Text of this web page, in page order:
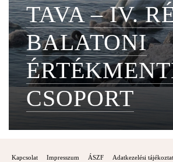
TAVA – IV.
BALATONI
CSOPORT
Kapcsolat Impresszum ÁSZF Adatkezelési